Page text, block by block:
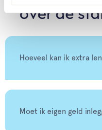
over de
Hoeveel kan ik extra
Moet ik eigen geld